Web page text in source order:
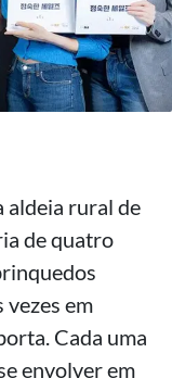
aldeia rural de
de quatro
em
Cada uma
envolver em